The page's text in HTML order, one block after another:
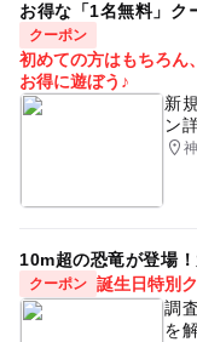
お得な「1名無料」ク
クーポン
初めての方はもちろん
お得に遊ぼう♪
新
ン
10m超の恐竜が登場
クーポン 誕生日特別
調
を